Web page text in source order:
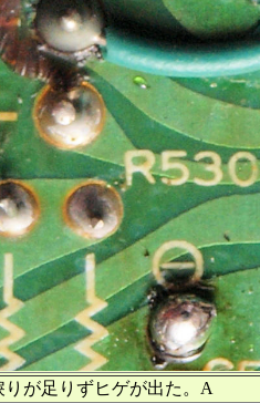
が足りずヒゲが出た。A